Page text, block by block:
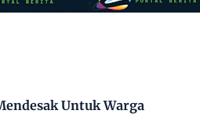
Untuk Warga